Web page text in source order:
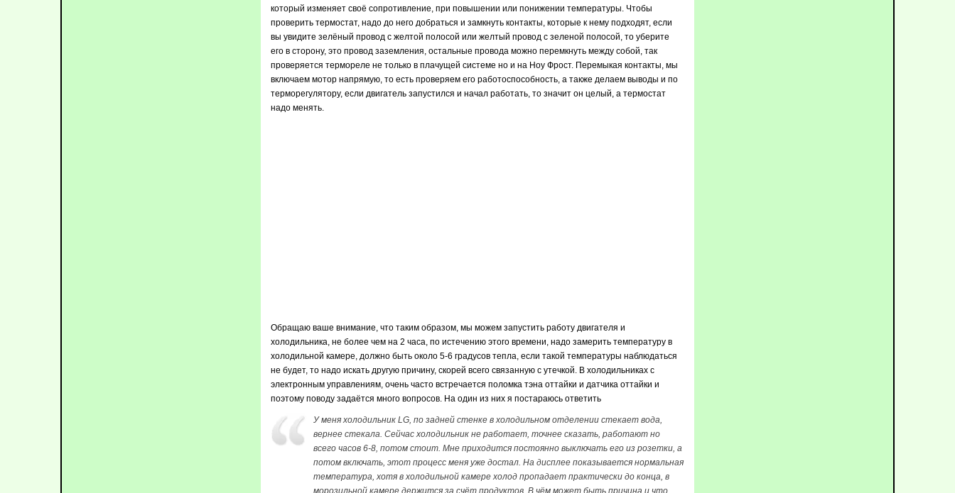
который изменяет своё сопротивление, при повышении или понижении температуры. Чтобы
проверить термостат, надо до него добраться и замкнуть контакты, которые к нему подходят, если
вы увидите зелёный провод с желтой полосой или желтый провод с зеленой полосой, то уберите
его в сторону, это провод заземления, остальные провода можно перемкнуть между собой, так
проверяется термореле не только в плачущей системе но и на Ноу Фрост. Перемыкая контакты, мы
включаем мотор напрямую, то есть проверяем его работоспособность, а также делаем выводы и по
терморегулятору, если двигатель запустился и начал работать, то значит он целый, а термостат
надо менять.
Обращаю ваше внимание, что таким образом, мы можем запустить работу двигателя и
холодильника, не более чем на 2 часа, по истечению этого времени, надо замерить температуру в
холодильной камере, должно быть около 5-6 градусов тепла, если такой температуры наблюдаться
не будет, то надо искать другую причину, скорей всего связанную с утечкой. В холодильниках с
электронным управлениям, очень часто встречается поломка тэна оттайки и датчика оттайки и
поэтому поводу задаётся много вопросов. На один из них я постараюсь ответить
У меня холодильник LG, по задней стенке в холодильном отделении стекает вода,
вернее стекала. Сейчас холодильник не работает, точнее сказать, работают но
всего часов 6-8, потом стоит. Мне приходится постоянно выключать его из розетки, а
потом включать, этот процесс меня уже достал. На дисплее показывается нормальная
температура, хотя в холодильной камере холод пропадает практически до конца, в
морозильной камере держится за счёт продуктов. В чём может быть причина и что